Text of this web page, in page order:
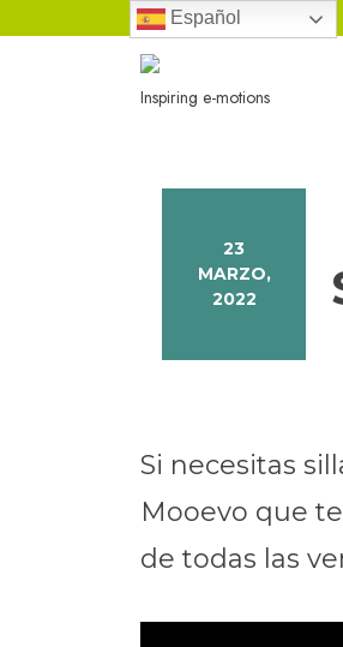
Inspiring e-motions
23
MARZO,
2022
Si necesitas
Mooevo que
de todas las
Español